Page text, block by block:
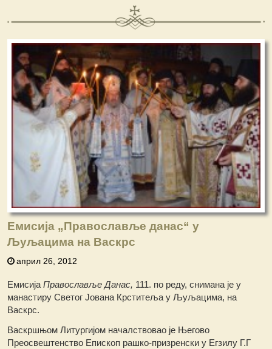
Емисија „Православље данас“ у
Љуљацима на Васкрс
април 26, 2012
ЕмисијаПравославље Данас, 111. по реду, снимана је у
манастиру Светог Јована Крститеља у Љуљацима, на
Васкрс.
Васкршњом Литургијом началствовао је Његово
Преосвештенство Епископ рашко-призренски у Егзилу Г.Г